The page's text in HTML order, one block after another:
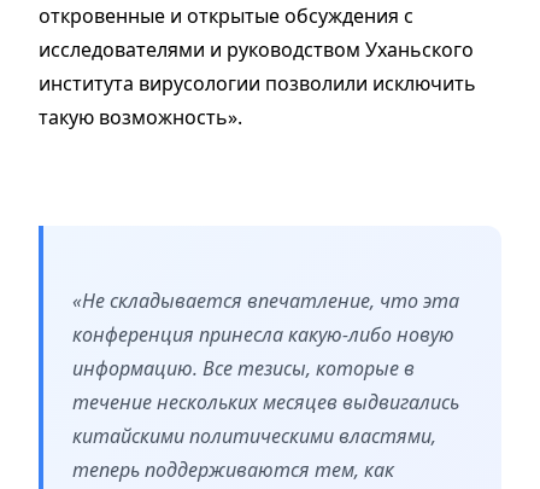
откровенные и открытые обсуждения с
исследователями и руководством Уханьского
института вирусологии позволили исключить
такую возможность».
«Не складывается впечатление, что эта
конференция принесла какую-либо новую
информацию. Все тезисы, которые в
течение нескольких месяцев выдвигались
китайскими политическими властями,
теперь поддерживаются тем, как